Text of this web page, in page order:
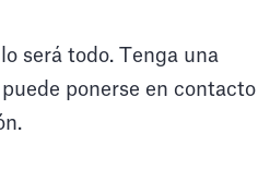
será todo. Tenga una
ponerse en contacto